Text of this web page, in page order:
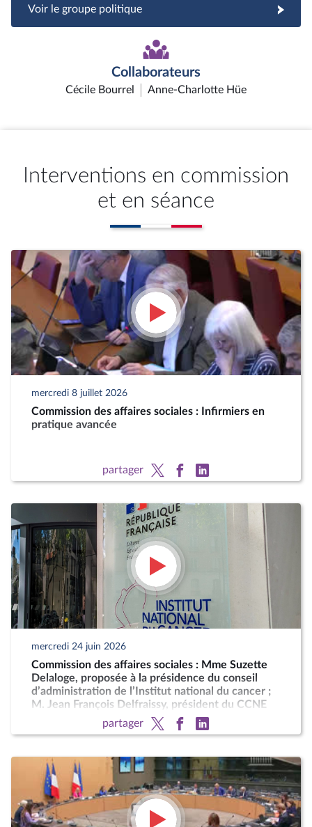
Voir le groupe politique
Collaborateurs
Cécile Bourrel Anne-Charlotte Hüe
Interventions en commission
et en séance
mercredi 8 juillet 2026
Commission des affaires sociales : Infirmiers en
pratique avancée
partager
mercredi 24 juin 2026
Commission des affaires sociales : Mme Suzette
Delaloge, proposée à la présidence du conseil
d’administration de l’Institut national du cancer ;
M. Jean François Delfraissy, président du CCNE
partager